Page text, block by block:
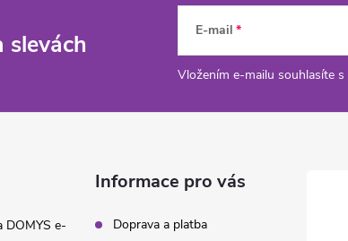
slevách E-mail
Vložením e-mailu souhlasíte s
DOMYS e-
Informace pro vás
Doprava a platba